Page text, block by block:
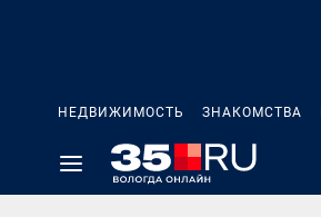
НЕДВИЖИМОСТЬ ЗНАКОМСТВА